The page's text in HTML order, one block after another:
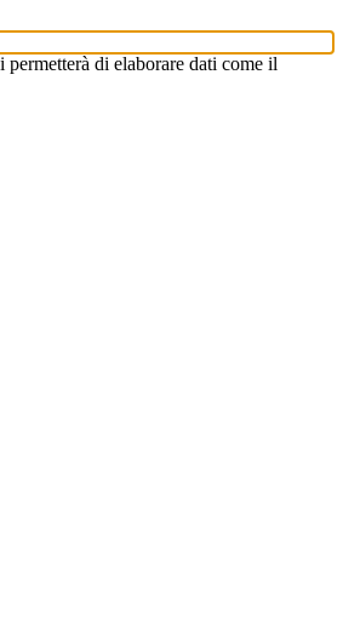
di elaborare dati come il